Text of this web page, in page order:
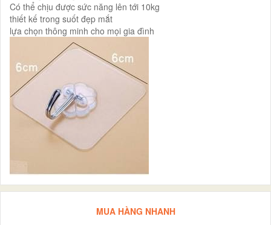
Có thể chịu được sức năng lên tới 10kg
thiết kế trong suốt đẹp mắt
lựa chọn thông minh cho mọi gia đình
MUA HÀNG NHANH